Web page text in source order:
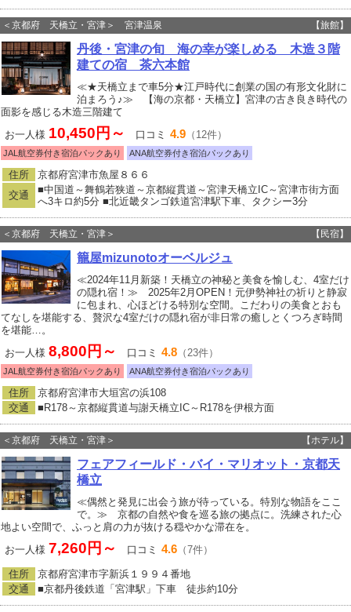
＜京都府 天橋立・宮津＞ 宮津温泉 【旅館】
丹後・宮津の旬 海の幸が楽しめる 木造３階
建ての宿 茶六本館
≪★天橋立まで車5分★江戸時代に創業の国の有形文化財に
泊まろう♪≫ 【海の京都・天橋立】宮津の古き良き時代の
面影を感じる木造三階建て
お一人様 10,450円～ 口コミ 4.9 （12件）
JAL航空券付き宿泊パックあり ANA航空券付き宿泊パックあり
住所
京都府宮津市魚屋８６６
交通
■中国道～舞鶴若狭道～京都縦貫道～宮津天橋立IC～宮津市街方面
へ3キロ約5分 ■北近畿タンゴ鉄道宮津駅下車、タクシー3分
＜京都府 天橋立・宮津＞ 【民宿】
籠屋mizunotoオーベルジュ
≪2024年11月新築！天橋立の神秘と美食を愉しむ、4室だけ
の隠れ宿！≫ 2025年2月OPEN！元伊勢神社の祈りと静寂
に包まれ、心ほどける特別な空間。こだわりの美食とおも
てなしを堪能する、贅沢な4室だけの隠れ宿が非日常の癒しとくつろぎ時間
を堪能…。
お一人様 8,800円～ 口コミ 4.8 （23件）
JAL航空券付き宿泊パックあり ANA航空券付き宿泊パックあり
住所
京都府宮津市大垣宮の浜108
交通
■R178～京都縦貫道与謝天橋立IC～R178を伊根方面
＜京都府 天橋立・宮津＞ 【ホテル】
フェアフィールド・バイ・マリオット・京都天
橋立
≪偶然と発見に出会う旅が待っている。特別な物語をここ
で。≫ 京都の自然や食を巡る旅の拠点に。洗練された心
地よい空間で、ふっと肩の力が抜ける穏やかな滞在を。
お一人様 7,260円～ 口コミ 4.6 （7件）
住所
京都府宮津市字新浜１９９４番地
交通
■京都丹後鉄道「宮津駅」下車 徒歩約10分